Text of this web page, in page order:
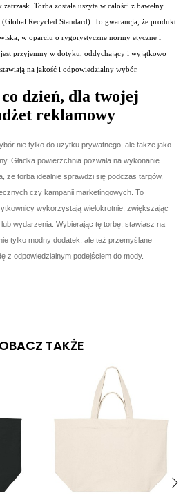
Torba została uszyta w całości z bawełny
Recycled Standard). To gwarancja, że produkt
w oparciu o rygorystyczne normy etyczne i
przyjemny w dotyku, oddychający i wyjątkowo
na jakość i odpowiedzialny wybór.
dzień, dla twojej
reklamowy
nie tylko do użytku prywatnego, ale także jako
Gładka powierzchnia pozwala na wykonanie
że torba idealnie sprawdzi się podczas targów,
czy kampanii marketingowych. To
wykorzystają wielokrotnie, zwiększając
wydarzenia. Wybierając tę torbę, stawiasz na
tylko modny dodatek, ale też przemyślane
z odpowiedzialnym podejściem do mody.
TAKŻE